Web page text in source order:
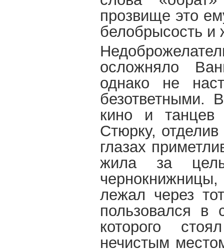
прозвище это
белобрысость и
осложняло
однако не
безответными.
кино и танцев
Стюрку,
глазах
жила за
лежал через
пользовался в
которого
нечистым